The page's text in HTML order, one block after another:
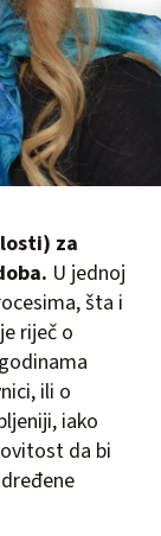
za
U jednoj
šta i
riječ o
ili o
iako
da bi